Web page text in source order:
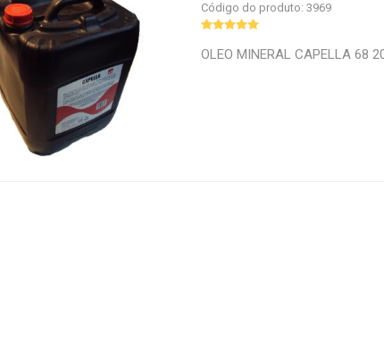
Código do produto: 3969
OLEO MINERAL CAPELLA 68